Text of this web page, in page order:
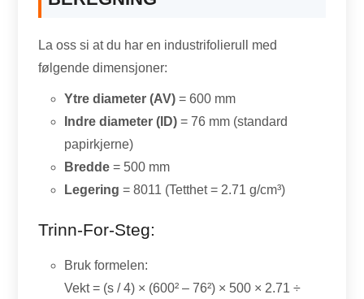
La oss si at du har en industrifolierull med
følgende dimensjoner:
Ytre diameter (AV) = 600 mm
Indre diameter (ID) = 76 mm (standard
papirkjerne)
Bredde = 500 mm
Legering = 8011 (Tetthet = 2.71 g/cm³)
Trinn-For-Steg:
Bruk formelen:
Vekt = (s / 4) × (600² – 76²) × 500 × 2.71 ÷